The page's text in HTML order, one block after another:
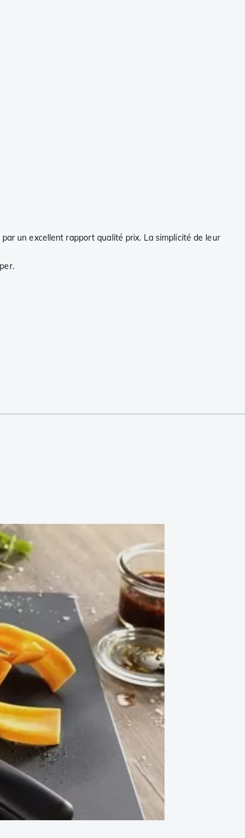
un excellent rapport qualité prix. La simplicité de leur